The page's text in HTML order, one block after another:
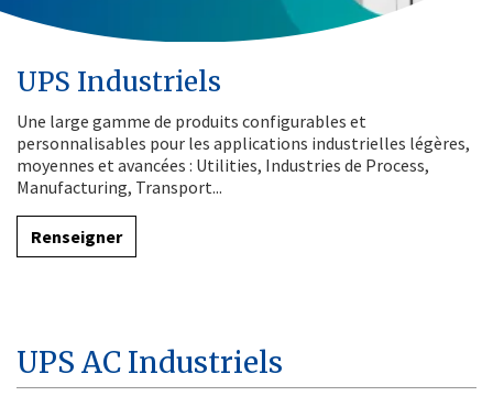
UPS Industriels
Une large gamme de produits configurables et
personnalisables pour les applications industrielles légères,
moyennes et avancées : Utilities, Industries de Process,
Manufacturing, Transport...
Renseigner
UPS AC Industriels